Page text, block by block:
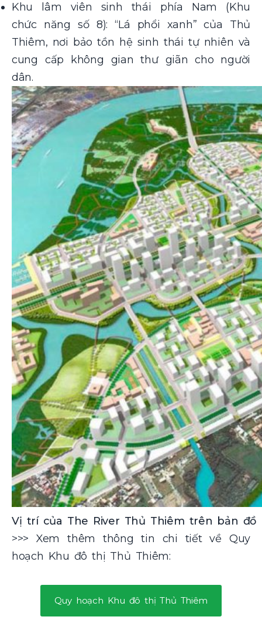
Khu lâm viên sinh thái phía Nam (Khu
chức năng số 8): “Lá phổi xanh” của Thủ
Thiêm, nơi bảo tồn hệ sinh thái tự nhiên và
cung cấp không gian thư giãn cho người
dân.
Vị trí của The River Thủ Thiêm trên bản
>>> Xem thêm thông tin chi tiết về Quy
hoạch Khu đô thị Thủ Thiêm:
Quy hoạch Khu đô thị Thủ Thiêm